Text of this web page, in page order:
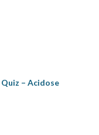
Quiz – Acidose